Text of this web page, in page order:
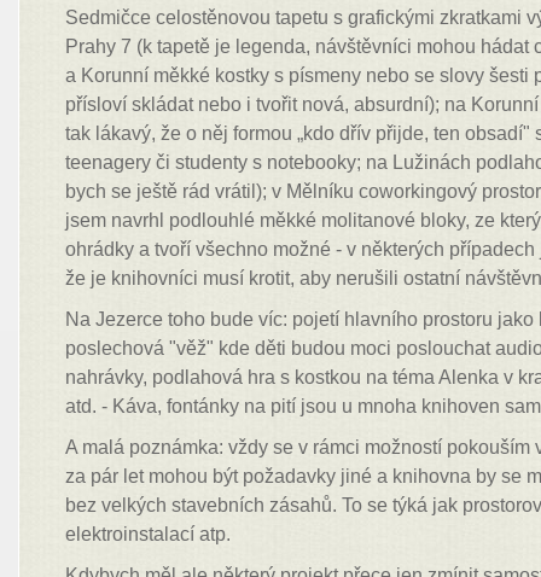
Sedmičce celostěnovou tapetu s grafickými zkratkami
Prahy 7 (k tapetě je legenda, návštěvníci mohou hádat
a Korunní měkké kostky s písmeny nebo se slovy šesti
přísloví skládat nebo i tvořit nová, absurdní); na
tak lákavý, že o něj formou „kdo dřív přijde, ten obsadí"
teenagery či studenty s notebooky; na Lužinách
bych se ještě rád vrátil); v Mělníku coworkingový
jsem navrhl podlouhlé měkké molitanové bloky, ze
ohrádky a tvoří všechno možné - v některých
že je knihovníci musí krotit, aby nerušili ostatní
Na Jezerce toho bude víc: pojetí hlavního prostoru
poslechová "věž" kde děti budou moci poslouchat
nahrávky, podlahová hra s kostkou na téma Alenka v
atd. - Káva, fontánky na pití jsou u mnoha knihoven
A malá poznámka: vždy se v rámci možností pokouším
za pár let mohou být požadavky jiné a knihovna by se
bez velkých stavebních zásahů. To se týká jak
elektroinstalací atp.